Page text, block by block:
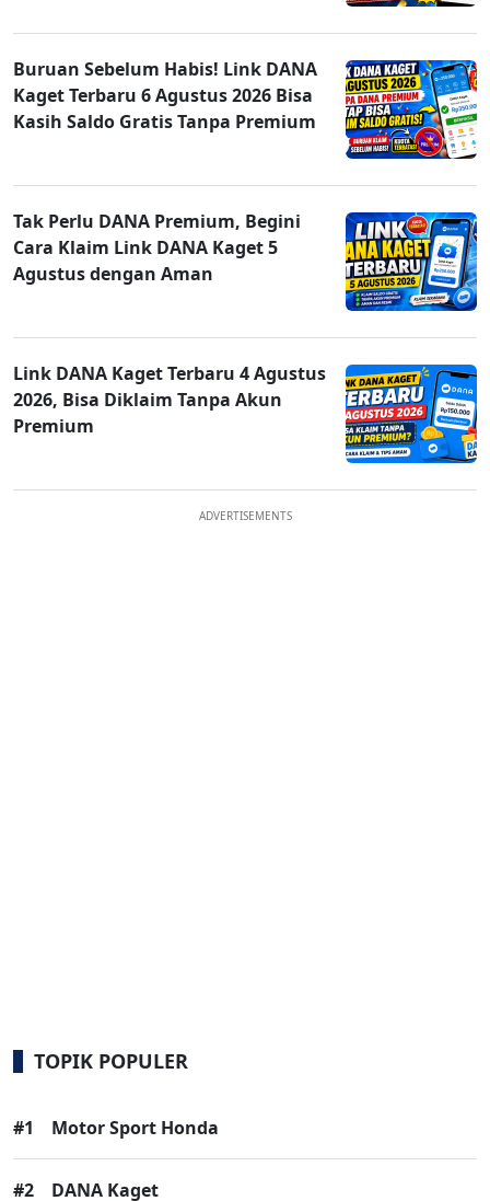
Buruan Sebelum Habis! Link DANA
Kaget Terbaru 6 Agustus 2026 Bisa
Kasih Saldo Gratis Tanpa Premium
Tak Perlu DANA Premium, Begini
Cara Klaim Link DANA Kaget 5
Agustus dengan Aman
Link DANA Kaget Terbaru 4 Agustus
2026, Bisa Diklaim Tanpa Akun
Premium
ADVERTISEMENTS
TOPIK POPULER
#1 Motor Sport Honda
#2 DANA Kaget